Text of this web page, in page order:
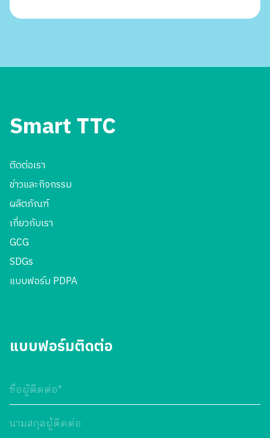
Smart TTC
ติดต่อเรา
ข่าวและกิจกรรม
ผลิตภัณฑ์
เกี่ยวกับเรา
GCG
SDGs
แบบฟอร์ม PDPA
แบบฟอร์มติดต่อ